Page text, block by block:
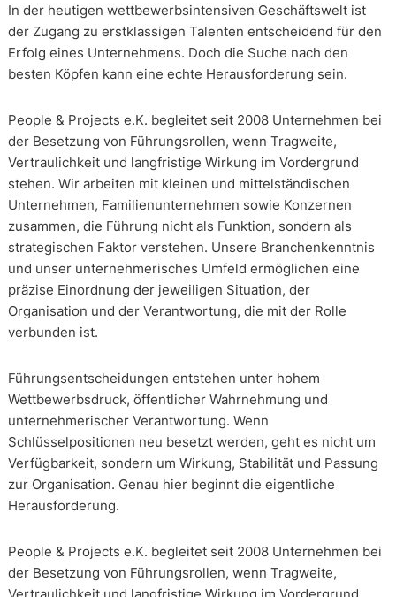
In der heutigen wettbewerbsintensiven Geschäftswelt ist
der Zugang zu erstklassigen Talenten entscheidend für den
Erfolg eines Unternehmens. Doch die Suche nach den
besten Köpfen kann eine echte Herausforderung sein.
People & Projects e.K. begleitet seit 2008 Unternehmen bei
der Besetzung von Führungsrollen, wenn Tragweite,
Vertraulichkeit und langfristige Wirkung im Vordergrund
stehen. Wir arbeiten mit kleinen und mittelständischen
Unternehmen, Familienunternehmen sowie Konzernen
zusammen, die Führung nicht als Funktion, sondern als
strategischen Faktor verstehen. Unsere Branchenkenntnis
und unser unternehmerisches Umfeld ermöglichen eine
präzise Einordnung der jeweiligen Situation, der
Organisation und der Verantwortung, die mit der Rolle
verbunden ist.
Führungsentscheidungen entstehen unter hohem
Wettbewerbsdruck, öffentlicher Wahrnehmung und
unternehmerischer Verantwortung. Wenn
Schlüsselpositionen neu besetzt werden, geht es nicht um
Verfügbarkeit, sondern um Wirkung, Stabilität und Passung
zur Organisation. Genau hier beginnt die eigentliche
Herausforderung.
People & Projects e.K. begleitet seit 2008 Unternehmen bei
der Besetzung von Führungsrollen, wenn Tragweite,